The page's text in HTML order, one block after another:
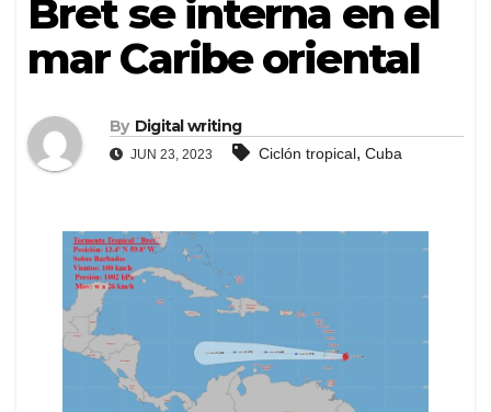
Bret se interna en el
mar Caribe oriental
By Digital writing
JUN 23, 2023 Ciclón tropical, Cuba